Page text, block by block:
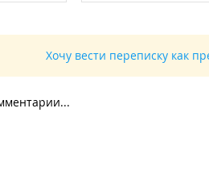
Хочу вести переписку как